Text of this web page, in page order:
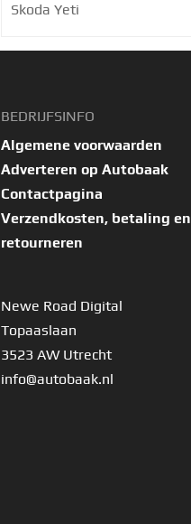
Skoda Yeti
BEDRIJFSINFO
Algemene voorwaarden
Adverteren op Autobaak
Contactpagina
Verzendkosten, betaling en
retourneren
Newe Road Digital
Topaaslaan
3523 AW Utrecht
info@autobaak.nl